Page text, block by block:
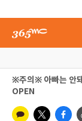
※주의※ 아빠는 안
OPEN